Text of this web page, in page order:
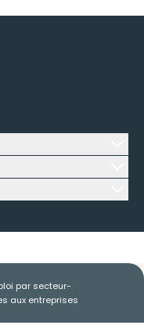
par secteur-
aux entreprises